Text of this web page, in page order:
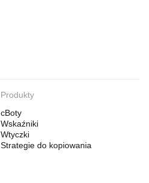
Produkty
cBoty
Wskaźniki
Wtyczki
Strategie do kopiowania